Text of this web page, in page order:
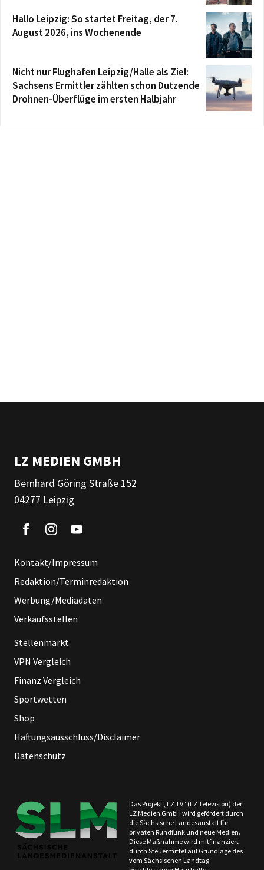
Hallo Leipzig: So startet Freitag, der 7.
August 2026, ins Wochenende
Nicht nur Flughafen Leipzig/Halle als Ziel:
Sachsens Ermittler zählten schon Dutzende
Drohnen-Überflüge im ersten Halbjahr
LZ MEDIEN GMBH
Bernhard Göring Straße 152
04277 Leipzig
Kontakt/Impressum
Redaktion/Terminredaktion
Werbung/Mediadaten
Verkaufsstellen
Stellenmarkt
VPN Vergleich
Finanz Vergleich
Sportwetten
Shop
Haftungsausschluss/Disclaimer
Datenschutz
Das Projekt „LZ TV“ (LZ Television) der
LZ Medien GmbH wird gefördert durch
die Sächsische Landesanstalt für
privaten Rundfunk und neue Medien.
Diese Maßnahme wird mitfinanziert
durch Steuermittel auf Grundlage des
vom Sächsischen Landtag